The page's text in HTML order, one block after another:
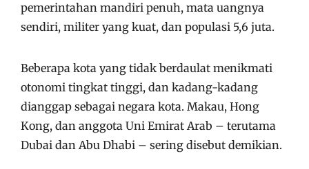
pemerintahan mandiri penuh, mata uangnya
sendiri, militer yang kuat, dan populasi 5,6 juta.
Beberapa kota yang tidak berdaulat menikmati
otonomi tingkat tinggi, dan kadang-kadang
dianggap sebagai negara kota. Makau, Hong
Kong, dan anggota Uni Emirat Arab – terutama
Dubai dan Abu Dhabi – sering disebut demikian.